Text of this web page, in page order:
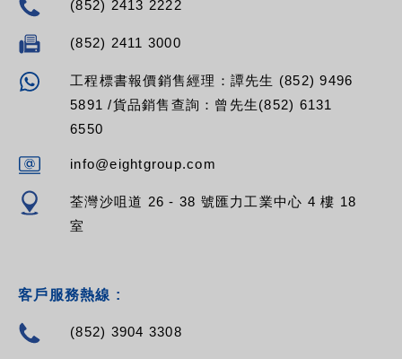
(852) 2413 2222
(852) 2411 3000
工程標書報價銷售經理：譚先生 (852) 9496
5891 /貨品銷售查詢：曾先生(852) 6131
6550
info@eightgroup.com
荃灣沙咀道 26 - 38 號匯力工業中心 4 樓 18
室
客戶服務熱線 :
(852) 3904 3308